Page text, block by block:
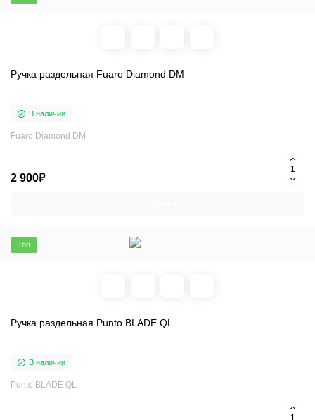
Ручка раздельная Fuaro Diamond DM
В наличии
Fuaro Diamond DM
2 900₽
Топ
Ручка раздельная Punto BLADE QL
В наличии
Punto BLADE QL